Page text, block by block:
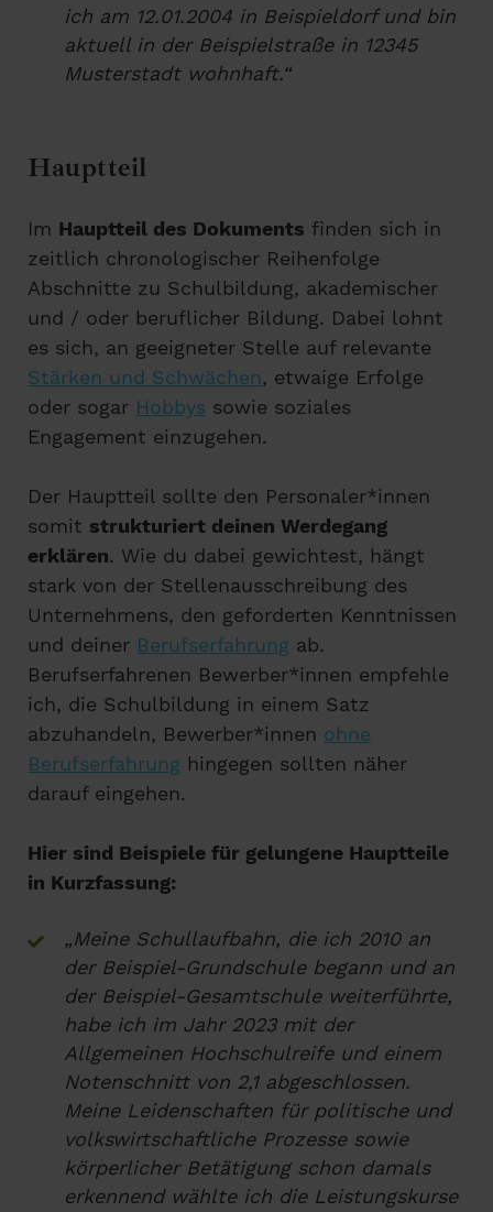
ich am 12.01.2004 in Beispieldorf und bin
aktuell in der Beispielstraße in 12345
Musterstadt wohnhaft.“
Hauptteil
Im Hauptteil des Dokuments finden sich in
zeitlich chronologischer Reihenfolge
Abschnitte zu Schulbildung, akademischer
und / oder beruflicher Bildung. Dabei lohnt
es sich, an geeigneter Stelle auf relevante
Stärken und Schwächen, etwaige Erfolge
oder sogar Hobbys sowie soziales
Engagement einzugehen.
Der Hauptteil sollte den Personaler*innen
somit strukturiert deinen Werdegang
erklären. Wie du dabei gewichtest, hängt
stark von der Stellenausschreibung des
Unternehmens, den geforderten Kenntnissen
und deiner Berufserfahrung ab.
Berufserfahrenen Bewerber*innen empfehle
ich, die Schulbildung in einem Satz
abzuhandeln, Bewerber*innen ohne
Berufserfahrung hingegen sollten näher
darauf eingehen.
Hier sind Beispiele für gelungene Hauptteile
in Kurzfassung:
„Meine Schullaufbahn, die ich 2010 an
der Beispiel-Grundschule begann und an
der Beispiel-Gesamtschule weiterführte,
habe ich im Jahr 2023 mit der
Allgemeinen Hochschulreife und einem
Notenschnitt von 2,1 abgeschlossen.
Meine Leidenschaften für politische und
volkswirtschaftliche Prozesse sowie
körperlicher Betätigung schon damals
erkennend wählte ich die Leistungskurse